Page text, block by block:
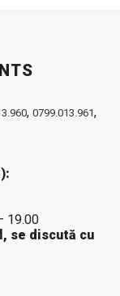
, 0799.013.961,
19.00
se discută cu